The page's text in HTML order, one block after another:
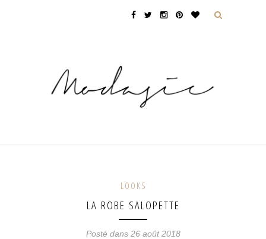
LOOKS
LA ROBE SALOPETTE
Posté dans 26 août 2018